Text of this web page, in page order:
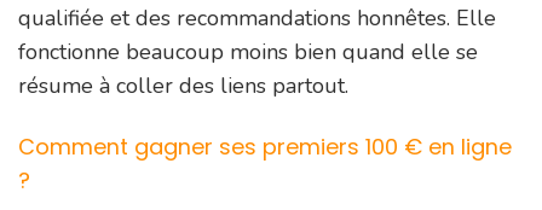
qualifiée et des recommandations honnêtes. Elle
fonctionne beaucoup moins bien quand elle se
résume à coller des liens partout.
Comment gagner ses premiers 100 € en ligne
?